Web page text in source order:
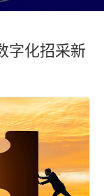
化招采新